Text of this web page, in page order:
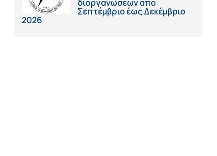
διοργανώσεων από
Σεπτέμβριο έως Δεκέμβριο
2026